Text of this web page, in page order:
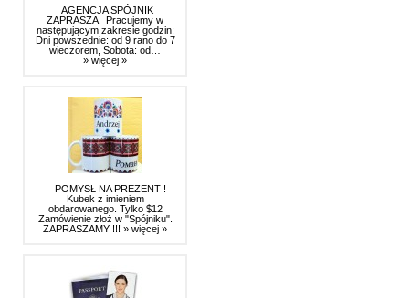
AGENCJA SPÓJNIK
ZAPRASZA Pracujemy w
następującym zakresie godzin:
Dni powszednie: od 9 rano do 7
wieczorem, Sobota: od…
» więcej »
POMYSŁ NA PREZENT !
Kubek z imieniem
obdarowanego. Tylko $12
Zamówienie złoż w "Spójniku".
ZAPRASZAMY !!! » więcej »